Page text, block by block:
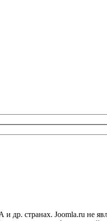
странах. Joomla.ru не